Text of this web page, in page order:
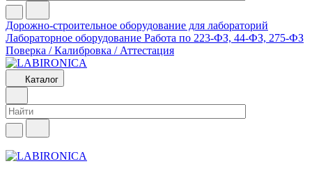
Дорожно-строительное оборудование для лабораторий
Лабораторное оборудование Работа по 223-ФЗ, 44-ФЗ, 275-ФЗ
Поверка / Калибровка / Аттестация
Каталог